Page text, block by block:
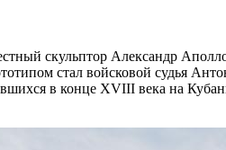
скульптор Александр
стал войсковой судья
в конце XVIII века на